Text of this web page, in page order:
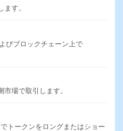
ます。
びブロックチェーン上で
市場で取引します。
トークンをロングまたはショー